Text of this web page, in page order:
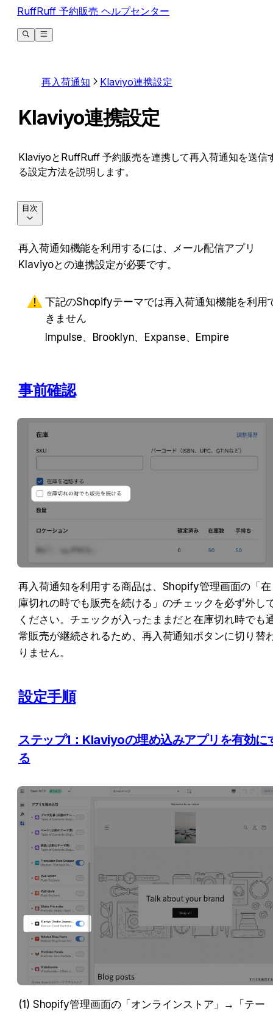
RuffRuff 予約販売 ヘルプセンター
再入荷通知 Klaviyo連携設定
Klaviyo連携設定
KlaviyoとRuffRuff 予約販売を連携して再入荷通知を送信
る設定方法を説明します。
再入荷通知機能を利用するには、メール配信アプリ
Klaviyoとの連携設定が必要です。
下記のShopifyテーマでは再入荷通知機能を利用
きません
Impulse、Brooklyn、Expanse、Empire
事前確認
再入荷通知を利用する商品は、Shopify管理画面の「在
庫切れの時でも販売を続ける」のチェックを必ず外し
ください。チェックが入ったままだと在庫切れ時でも
常販売が継続されるため、再入荷通知ボタンに切り替
りません。
設定手順
ステップ1：Klaviyoの埋め込みアプリを有効に
る
(1) Shopify管理画面の「オンラインストア」→「テー
目次